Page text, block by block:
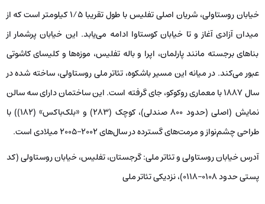
خیابان روستاولی، شریان اصلی تفلیس با طول تقریبا ۱/۵ کیلومتر است که از
میدان آزادی آغاز و تا خیابان کوستاوا ادامه می‌یابد. این خیابان پرشمار از
بناهای برجسته‌ مانند پارلمان، اپرا و باله تفلیس، موزه‌ها و کلیسای کاشوتی
عبور می‌کند. در میانه این مسیر باشکوه، تئاتر ملی روستاولی، ساخته‌ شده در
سال ۱۸۸۷ با معماری روکوکو، جای گرفته است. این ساختمان دارای سه سالن
نمایش (اصلی (حدود ۸۰۰ صندلی)، کوچک (۲۸۳) و «بلک‌باکس» (۱۸۲)) با
طراحی چشم‌نواز و مرمت‌های گسترده‌ در سال‌های ۲۰۰۲–۲۰۰۵ میلادی است.
آدرس خیابان روستاولی و تئاتر ملی: گرجستان، تفلیس، خیابان روستاولی (کد
پستی حدود ۰۱۰۸–۰۱۱۸)، نزدیکی تئاتر ملی